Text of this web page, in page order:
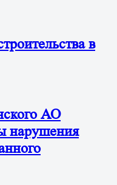
в
АО
нарушения